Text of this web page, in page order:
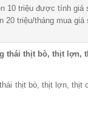
10 triệu được tính giá
20 triệu/tháng mua giá
thái thịt bò, thịt lợn,
thịt bò, thịt lợn, thịt